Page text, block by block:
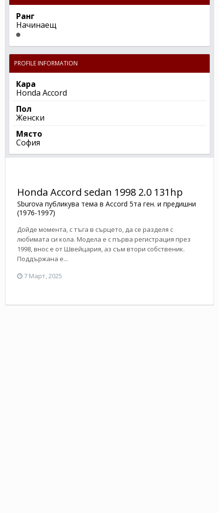
Ранг
Начинаещ
PROFILE INFORMATION
Кара
Honda Accord
Пол
Женски
Място
София
Honda Accord sedan 1998 2.0 131hp
Sburova публикува тема в Accord 5та ген. и предишни
(1976-1997)
Дойде момента, с тъга в сърцето, да се разделя с
любимата си кола. Модела е с първа регистрация през
1998, внос е от Швейцария, аз съм втори собственик.
Поддържана е...
7 Март, 2025